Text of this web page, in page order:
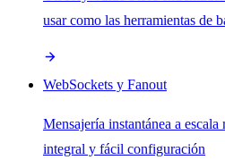
usar como las herramientas de
WebSockets y Fanout
Mensajería instantánea a
integral y fácil configuración